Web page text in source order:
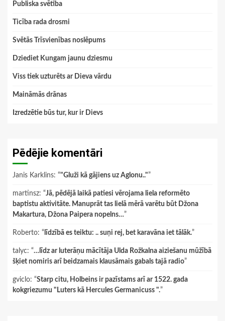
Publiska svētība
Ticība rada drosmi
Svētās Trīsvienības noslēpums
Dziediet Kungam jaunu dziesmu
Viss tiek uzturēts ar Dieva vārdu
Maināmās drānas
Izredzētie būs tur, kur ir Dievs
Pēdējie komentāri
Janis Karklins: “"Gluži kā gājiens uz Aglonu.."”
martinsz: “Jā, pēdējā laikā patiesi vērojama liela reformēto
baptistu aktivitāte. Manuprāt tas lielā mērā varētu būt Džona
Makartura, Džona Paipera nopelns…”
Roberto: “ līdzībā es teiktu: .. suņi rej, bet karavāna iet tālāk.”
talyc: “…līdz ar luterāņu mācītāja Ulda Rožkalna aiziešanu mūžībā
šķiet nomiris arī beidzamais klausāmais gabals tajā radio”
gviclo: “Starp citu, Holbeins ir pazīstams arī ar 1522. gada
kokgriezumu "Luters kā Hercules Germanicuss ".”